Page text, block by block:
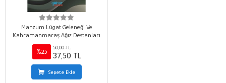
Manzum Lügat Geleneği Ve
Kahramanmaraş Ağız Destanları
%25
50,00 TL
37,50 TL
Sepete Ekle